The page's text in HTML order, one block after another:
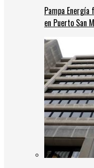
Pampa
en Puerto San